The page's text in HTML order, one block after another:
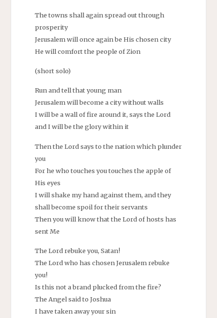
The towns shall again spread out through
prosperity
Jerusalem will once again be His chosen city
He will comfort the people of Zion
(short solo)
Run and tell that young man
Jerusalem will become a city without walls
I will be a wall of fire around it, says the Lord
and I will be the glory within it
Then the Lord says to the nation which plunder
you
For he who touches you touches the apple of
His eyes
I will shake my hand against them, and they
shall become spoil for their servants
Then you will know that the Lord of hosts has
sent Me
The Lord rebuke you, Satan!
The Lord who has chosen Jerusalem rebuke
you!
Is this not a brand plucked from the fire?
The Angel said to Joshua
I have taken away your sin